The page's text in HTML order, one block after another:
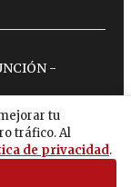
tu
tráfico. Al
de privacidad.
-